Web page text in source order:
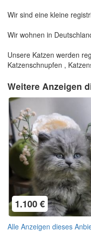
Wir sind eine kleine
Wir wohnen in
Unsere Katzen werden
Katzenschnupfen ,
Weitere Anzeigen
1.100 €
Alle Anzeigen dieses